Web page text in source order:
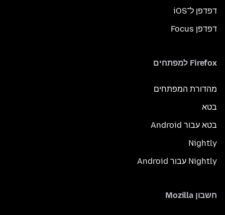
דפדפן ל־iOS
דפדפן Focus
Firefox למפתחים
מהדורת המפתחים
בטא
בטא עבור Android
Nightly
Nightly עבור Android
חשבון Mozilla